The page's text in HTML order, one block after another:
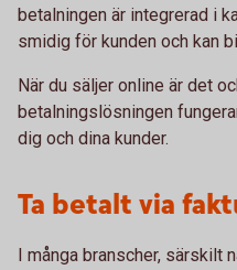
betalningen är integrerad i
smidig för kunden och kan
När du säljer online är det
betalningslösningen
dig och dina kunder.
Ta betalt via
I många branscher, särskilt